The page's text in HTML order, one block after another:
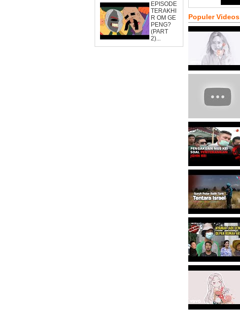
EPISODE
TERAKHI
R OM GE
PENG?
(PART
2)...
Populer Videos